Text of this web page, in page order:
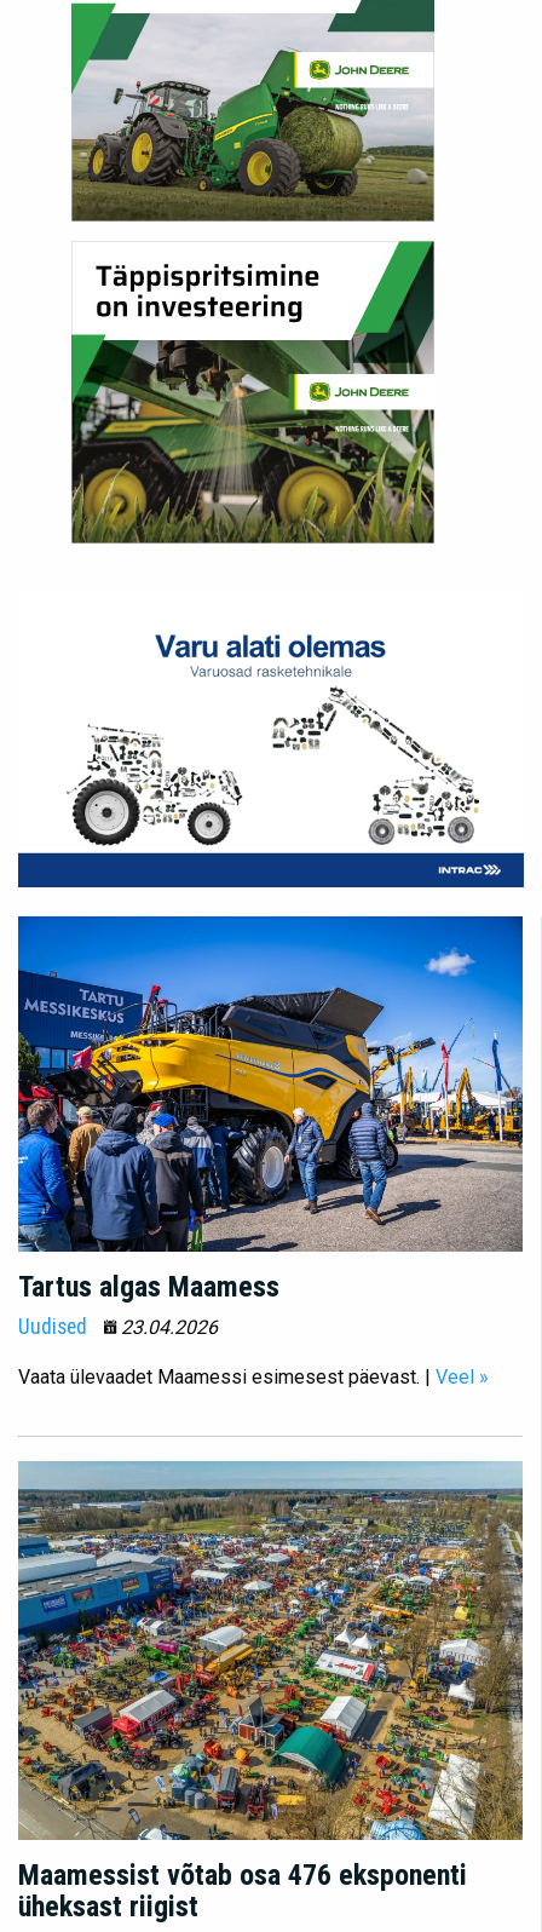
Tartus algas Maamess
Uudised 23.04.2026
Vaata ülevaadet Maamessi esimesest päevast. | Veel »
Maamessist võtab osa 476 eksponenti
üheksast riigist